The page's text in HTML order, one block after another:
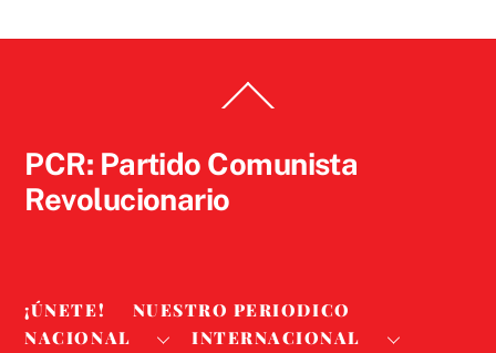
To
PCR: Partido Comunista
Revolucionario
¡ÚNETE!
NUESTRO PERIODICO
NACIONAL
INTERNACIONAL